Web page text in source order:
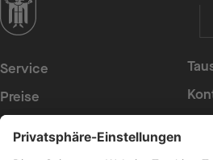
Service
Preise
Konzerte